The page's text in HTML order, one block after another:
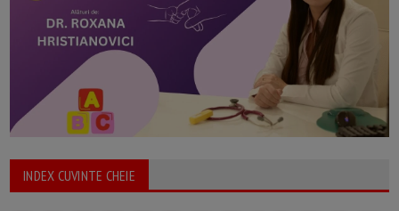
INDEX CUVINTE CHEIE